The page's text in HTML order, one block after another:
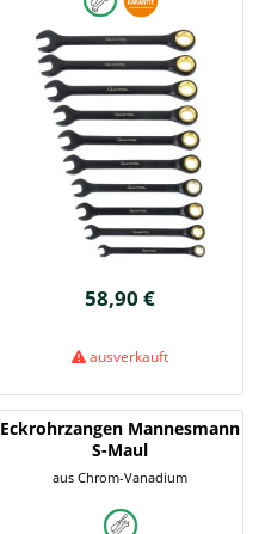
58,90 €
ausverkauft
Eckrohrzangen Mannesmann
S-Maul
aus Chrom-Vanadium